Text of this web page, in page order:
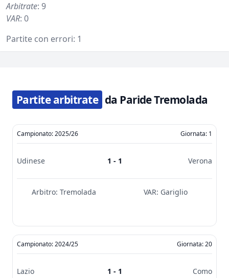
Arbitrate: 9
VAR: 0
Partite con errori: 1
Partite arbitrate da Paride Tremolada
Campionato: 2025/26 Giornata: 1
Udinese 1 - 1 Verona
Arbitro: Tremolada VAR: Gariglio
Campionato: 2024/25 Giornata: 20
Lazio 1 - 1 Como